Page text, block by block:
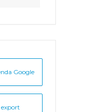
Google